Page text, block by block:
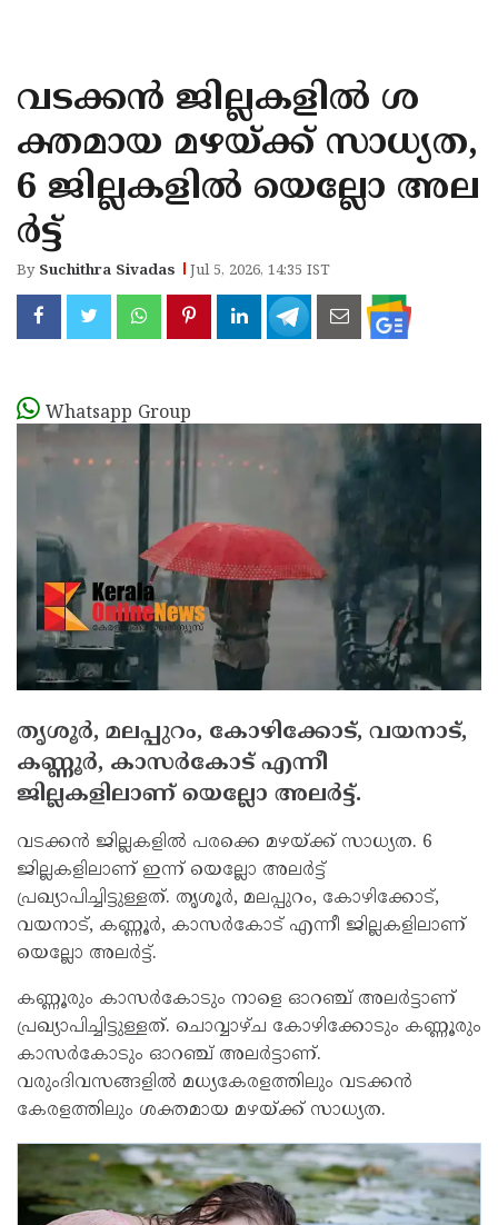
KANNUR
KASARAGOD
വടക്കന്‍ ജില്ലകളില്‍ ശ
ക്തമായ മഴയ്ക്ക് സാധ്യത,
6 ജില്ലകളില്‍ യെല്ലോ അല
ര്‍ട്ട്
By Suchithra Sivadas Jul 5, 2026, 14:35 IST
Whatsapp Group
തൃശൂര്‍, മലപ്പുറം, കോഴിക്കോട്, വയനാട്,
കണ്ണൂര്‍, കാസര്‍കോട് എന്നീ
ജില്ലകളിലാണ് യെല്ലോ അലര്‍ട്ട്.
വടക്കന്‍ ജില്ലകളില്‍ പരക്കെ മഴയ്ക്ക് സാധ്യത. 6
ജില്ലകളിലാണ് ഇന്ന് യെല്ലോ അലര്‍ട്ട്
പ്രഖ്യാപിച്ചിട്ടുള്ളത്. തൃശൂര്‍, മലപ്പുറം, കോഴിക്കോട്,
വയനാട്, കണ്ണൂര്‍, കാസര്‍കോട് എന്നീ ജില്ലകളിലാണ്
യെല്ലോ അലര്‍ട്ട്.
കണ്ണൂരും കാസര്‍കോടും നാളെ ഓറഞ്ച് അലര്‍ട്ടാണ്
പ്രഖ്യാപിച്ചിട്ടുള്ളത്. ചൊവ്വാഴ്ച കോഴിക്കോടും കണ്ണൂരും
കാസര്‍കോടും ഓറഞ്ച് അലര്‍ട്ടാണ്.
വരുംദിവസങ്ങളില്‍ മധ്യകേരളത്തിലും വടക്കന്‍
കേരളത്തിലും ശക്തമായ മഴയ്ക്ക് സാധ്യത.